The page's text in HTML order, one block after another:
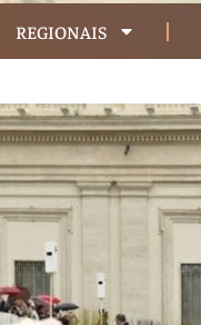
REGIONAIS